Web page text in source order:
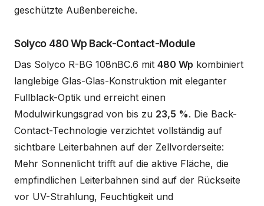
geschützte Außenbereiche.
Solyco 480 Wp Back-Contact-Module
Das Solyco R-BG 108nBC.6 mit 480 Wp kombiniert
langlebige Glas-Glas-Konstruktion mit eleganter
Fullblack-Optik und erreicht einen
Modulwirkungsgrad von bis zu 23,5 %. Die Back-
Contact-Technologie verzichtet vollständig auf
sichtbare Leiterbahnen auf der Zellvorderseite:
Mehr Sonnenlicht trifft auf die aktive Fläche, die
empfindlichen Leiterbahnen sind auf der Rückseite
vor UV-Strahlung, Feuchtigkeit und